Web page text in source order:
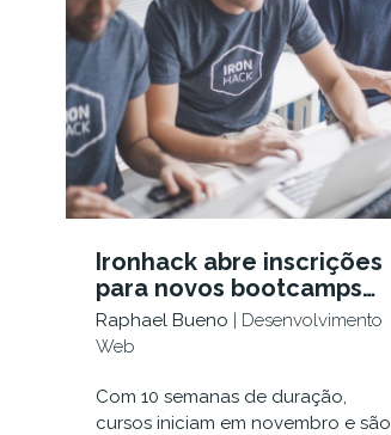
Ironhack abre inscrições
para novos bootcamps
de Desenvolvimento
Web e UX/UI Design
Raphael Bueno | Desenvolvimento
Web
Com 10 semanas de duração,
cursos iniciam em novembro e são